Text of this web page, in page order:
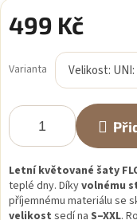
499 Kč
cena:
Varianta
Letní květované šaty
teplé dny. Díkyvolnému
příjemnému materiálu se
velikost sedí na S–XXL.